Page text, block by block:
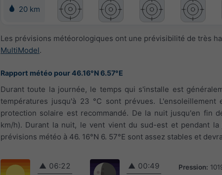
20 km
Les prévisions météorologiques ont une prévisibilité de très
MultiModel.
Rapport météo pour 46.16°N 6.57°E
Durant toute la journée, le temps qui s'installe est
températures jusqu'à 23 °C sont prévues.
protection solaire est recommandé. De la nuit jusqu'en fin
km/h). Durant la nuit, le vent vient du sud-est et pendant
prévisions météo à 46. 16°N 6. 57°E sont assez stables et
▲ 06:22
▲ 00:49
Pression: